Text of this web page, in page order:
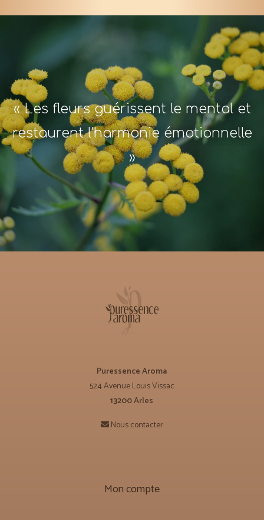
« Les fleurs guérissent le mental et
restaurent l'harmonie émotionnelle
»
Puressence Aroma
524 Avenue Louis Vissac
13200 Arles
Nous contacter
Mon compte